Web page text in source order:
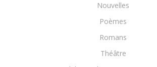
Nouvelles
Poèmes
Romans
Théâtre